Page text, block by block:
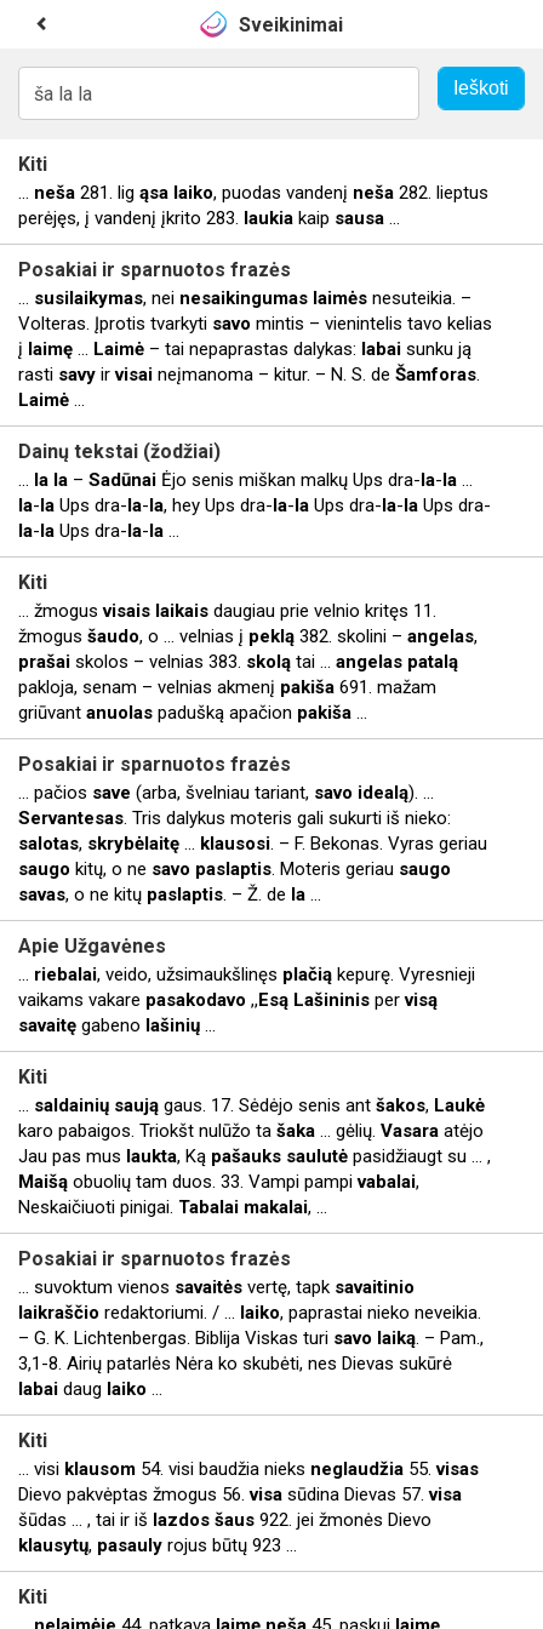
Sveikinimai
Kiti
... neša 281. lig ąsa laiko, puodas vandenį neša 282. lieptus
perėjęs, į vandenį įkrito 283. laukia kaip sausa ...
Posakiai ir sparnuotos frazės
... susilaikymas, nei nesaikingumas laimės nesuteikia. –
Volteras. Įprotis tvarkyti savo mintis – vienintelis tavo kelias
į laimę ... Laimė – tai nepaprastas dalykas: labai sunku ją
rasti savy irvisai neįmanoma – kitur. – N. S. de Šamforas.
Laimė ...
Dainų tekstai (žodžiai)
... la la – Sadūnai Ėjo senis miškan malkų Ups dra-la-la ...
la-la Ups dra-la-la, hey Ups dra-la-la Ups dra-la-la Ups dra-
la-la Ups dra-la-la ...
Kiti
... žmogusvisais laikais daugiau prie velnio kritęs 11.
žmogus šaudo, o ... velnias į peklą 382. skolini – angelas,
prašai skolos – velnias 383. skolą tai ... angelas patalą
pakloja, senam – velnias akmenį pakiša 691. mažam
griūvant anuolas padušką apačion pakiša ...
Posakiai ir sparnuotos frazės
... pačios save (arba, švelniau tariant, savo idealą). ...
Servantesas. Tris dalykus moteris gali sukurti iš nieko:
salotas, skrybėlaitę ... klausosi. – F. Bekonas. Vyras geriau
saugo kitų, o ne savo paslaptis. Moteris geriau saugo
savas, o ne kitų paslaptis. – Ž. de la ...
Apie Užgavėnes
... riebalai, veido, užsimaukšlinęs plačią kepurę. Vyresnieji
vaikams vakare pasakodavo ,,Esą Lašininis pervisą
savaitę gabeno lašinių ...
Kiti
... saldainių saują gaus. 17. Sėdėjo senis ant šakos, Laukė
karo pabaigos. Triokšt nulūžo ta šaka ... gėlių. Vasara atėjo
Jau pas mus laukta, Ką pašauks saulutė pasidžiaugt su ... ,
Maišą obuolių tam duos. 33. Vampi pampivabalai,
Neskaičiuoti pinigai. Tabalai makalai, ...
Posakiai ir sparnuotos frazės
... suvoktum vienos savaitės vertę, tapk savaitinio
laikraščio redaktoriumi. / ... laiko, paprastai nieko neveikia.
– G. K. Lichtenbergas. Biblija Viskas turi savo laiką. – Pam.,
3,1-8. Airių patarlės Nėra ko skubėti, nes Dievas sukūrė
labai daug laiko ...
Kiti
... visi klausom 54. visi baudžia nieks neglaudžia 55.visas
Dievo pakvėptas žmogus 56.visa sūdina Dievas 57.visa
šūdas ... , tai ir iš lazdos šaus 922. jei žmonės Dievo
klausytų, pasauly rojus būtų 923 ...
Kiti